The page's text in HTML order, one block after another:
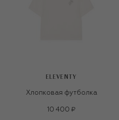
ELEVENTY
Хлопковая футболка
10 400 ₽